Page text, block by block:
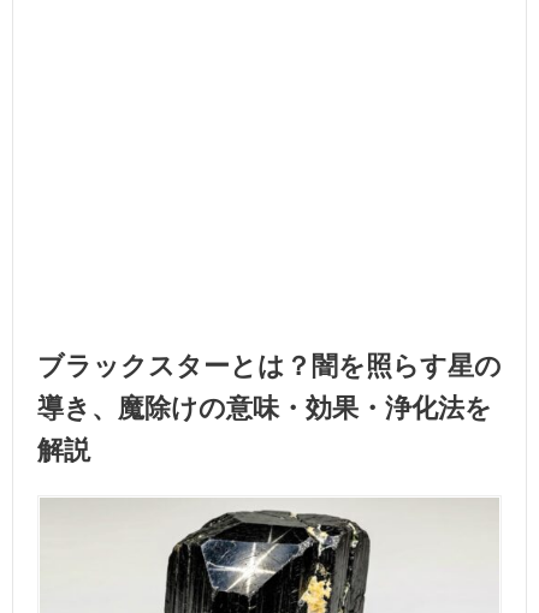
ブラックスターとは？闇を照らす星の
導き、魔除けの意味・効果・浄化法を
解説